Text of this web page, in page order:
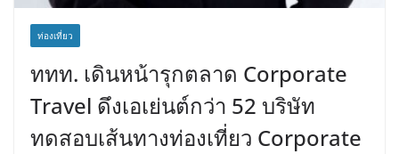
ท่องเที่ยว
ททท. เดินหน้ารุกตลาด Corporate
Travel ดึงเอเย่นต์กว่า 52 บริษัท
ทดสอบเส้นทางท่องเที่ยว Corporate